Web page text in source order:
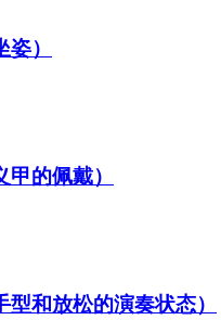
）
的佩戴）
和放松的演奏状态）